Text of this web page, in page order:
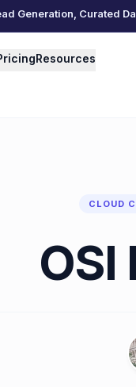
Generation, Curated
Resources
CLOUD
OSI